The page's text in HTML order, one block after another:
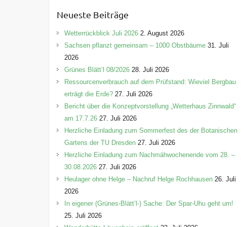
g
o
r
e
n
Neueste Beiträge
Wetterrückblick Juli 2026 2. August 2026
Sachsen pflanzt gemeinsam – 1000 Obstbäume 31. Juli
2026
Grünes Blätt’l 08/2026 28. Juli 2026
Ressourcenverbrauch auf dem Prüfstand: Wieviel Bergbau
erträgt die Erde? 27. Juli 2026
Bericht über die Konzeptvorstellung „Wetterhaus Zinnwald“
am 17.7.26 27. Juli 2026
Herzliche Einladung zum Sommerfest des der Botanischen
Gartens der TU Dresden 27. Juli 2026
Herzliche Einladung zum Nachmähwochenende vom 28. –
30.08.2026 27. Juli 2026
Heulager ohne Helge – Nachruf Helge Rochhausen 26. Juli
2026
In eigener (Grünes-Blätt’l-) Sache: Der Spar-Uhu geht um!
25. Juli 2026